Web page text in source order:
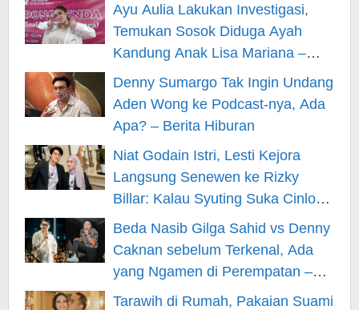
Ayu Aulia Lakukan Investigasi,
Temukan Sosok Diduga Ayah
Kandung Anak Lisa Mariana –
Berita Hiburan
Denny Sumargo Tak Ingin Undang
Aden Wong ke Podcast-nya, Ada
Apa? – Berita Hiburan
Niat Godain Istri, Lesti Kejora
Langsung Senewen ke Rizky
Billar: Kalau Syuting Suka Cinlok?
– Berita Hiburan
Beda Nasib Gilga Sahid vs Denny
Caknan sebelum Terkenal, Ada
yang Ngamen di Perempatan –
Berita Hiburan
Tarawih di Rumah, Pakaian Suami